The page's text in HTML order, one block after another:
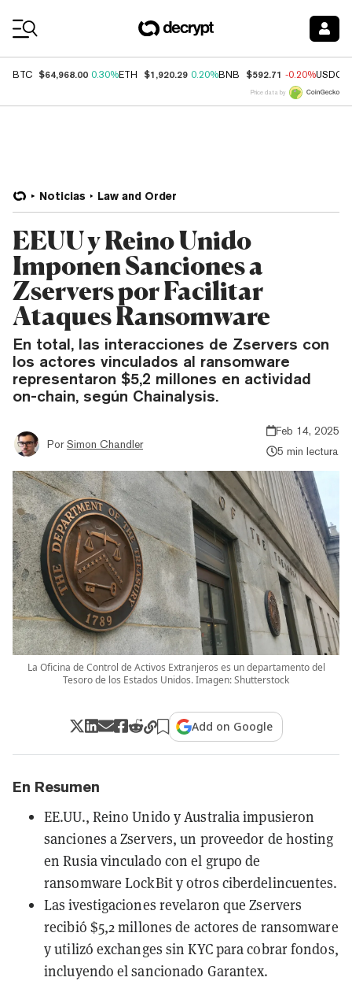
BTC $64,968.00 0.30%ETH $1,920.29 0.20%BNB $592.71 -0.20%USDC
Price data by
Noticias Law and Order
EEUU y Reino Unido
Imponen Sanciones a
Zservers por Facilitar
Ataques Ransomware
En total, las interacciones de Zservers con
los actores vinculados al ransomware
representaron $5,2 millones en actividad
on-chain, según Chainalysis.
Por Simon Chandler
Feb 14, 2025
5 min lectura
La Oficina de Control de Activos Extranjeros es un departamento del
Tesoro de los Estados Unidos. Imagen: Shutterstock
Add on Google
En Resumen
EE.UU., Reino Unido y Australia impusieron
sanciones a Zservers, un proveedor de hosting
en Rusia vinculado con el grupo de
ransomware LockBit y otros ciberdelincuentes.
Las ivestigaciones revelaron que Zservers
recibió $5,2 millones de actores de ransomware
y utilizó exchanges sin KYC para cobrar fondos,
incluyendo el sancionado Garantex.